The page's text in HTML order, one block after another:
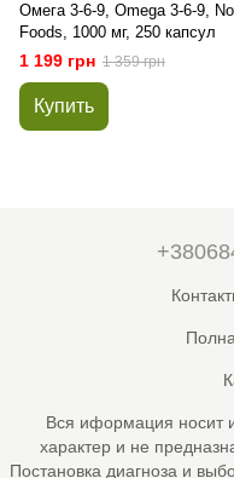
Омега 3-6-9, Omega 3-6-9,
Foods, 1000 мг, 250 капсул
1 199 грн 1 359 грн
Купить
Вся иформация носит
характер и не
Постановка диагноза и